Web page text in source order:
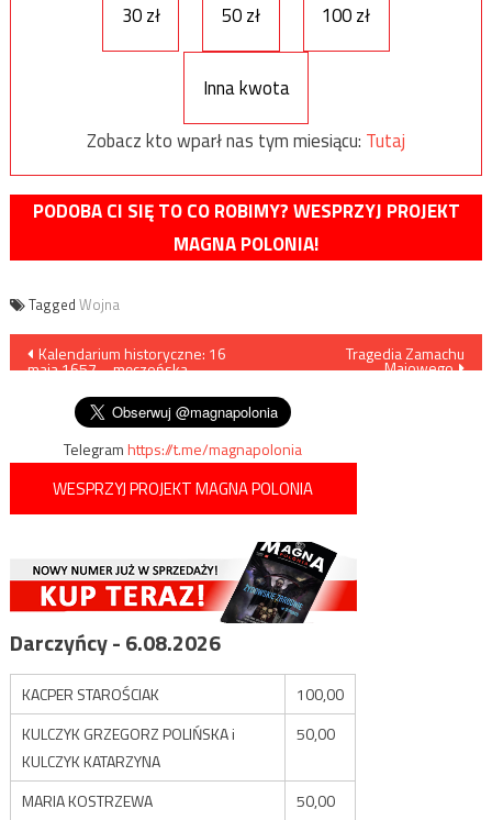
30 zł 50 zł 100 zł
Inna kwota
Zobacz kto wparł nas tym miesiącu: Tutaj
PODOBA CI SIĘ TO CO ROBIMY? WESPRZYJ PROJEKT
MAGNA POLONIA!
Tagged Wojna
Nawigacja
wpisu
Kalendarium historyczne: 16
maja 1657 – męczeńska
Tragedia Zamachu
Majowego
Telegramhttps://t.me/magnapolonia
WESPRZYJ PROJEKT MAGNA POLONIA
Darczyńcy - 6.08.2026
KACPER STAROŚCIAK
100,00
KULCZYK GRZEGORZ POLIŃSKA i
KULCZYK KATARZYNA
50,00
MARIA KOSTRZEWA 50,00